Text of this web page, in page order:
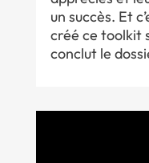
un succès. Et
créé ce toolkit
conclut le